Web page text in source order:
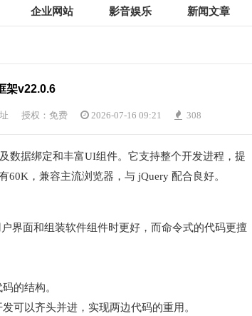
企业网站 影音娱乐 新闻文章
架v22.0.6
授权：免费 2026-07-16 09:21 308
数据绑定和丰富UI组件。它支持整个开发进程，提
60K，兼容主流浏览器，与 jQuery 配合良好。
界面和组装软件组件时更好，而命令式的代码更擅
的结构。
可以齐头并进，实现两边代码的重用。